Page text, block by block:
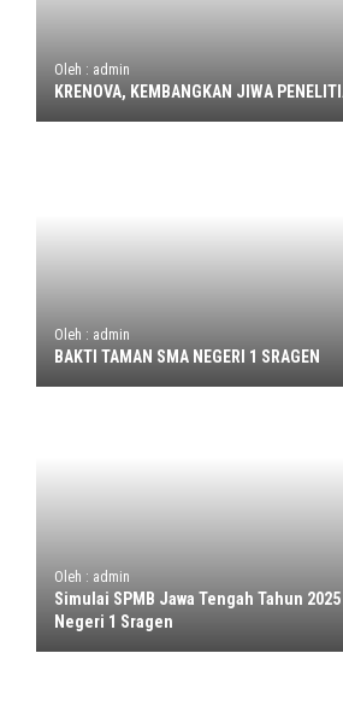
Oleh : admin
KRENOVA, KEMBANGKAN JIWA
Oleh : admin
BAKTI TAMAN SMA NEGERI 1 SRAGEN
Oleh : admin
Simulai SPMB Jawa Tengah Tahun
Negeri 1 Sragen